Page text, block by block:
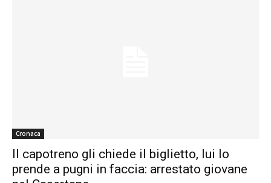
Cronaca
Il capotreno gli chiede il biglietto, lui lo
prende a pugni in faccia: arrestato giovane